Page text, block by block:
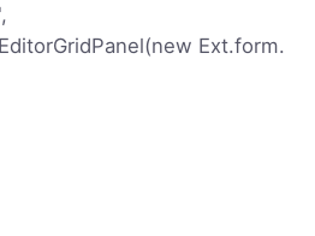
Ext.form.